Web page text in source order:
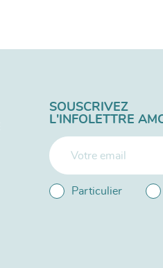
SOUSCRIVEZ
L'INFOLETTRE
Particulier